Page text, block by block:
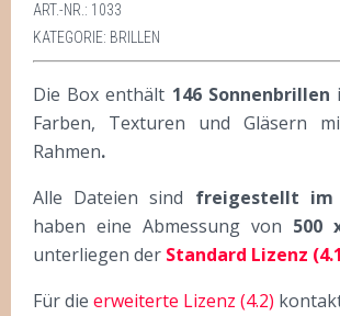
ART.-NR.: 1033
KATEGORIE: BRILLEN
Die Box enthält 146 Sonnenbrillen
Farben, Texturen und Gläsern
Rahmen.
Alle Dateien sind freigestellt im
haben eine Abmessung von 500
unterliegen der Standard Lizenz
Für die erweiterte Lizenz (4.2)